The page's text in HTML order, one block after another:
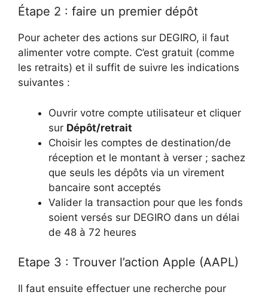
Étape 2 : faire un premier dépôt
Pour acheter des actions sur DEGIRO, il faut
alimenter votre compte. C’est gratuit (comme
les retraits) et il suffit de suivre les indications
suivantes :
Ouvrir votre compte utilisateur et cliquer
sur Dépôt/retrait
Choisir les comptes de destination/de
réception et le montant à verser ; sachez
que seuls les dépôts via un virement
bancaire sont acceptés
Valider la transaction pour que les fonds
soient versés sur DEGIRO dans un délai
de 48 à 72 heures
Etape 3 : Trouver l’action Apple (AAPL)
Il faut ensuite effectuer une recherche pour